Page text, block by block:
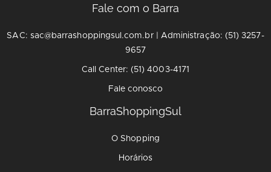
Fale com o Barra
SAC: sac@barrashoppingsul.com.br | Administração: (51) 3257-
9657
Call Center: (51) 4003-4171
Fale conosco
BarraShoppingSul
O Shopping
Horários